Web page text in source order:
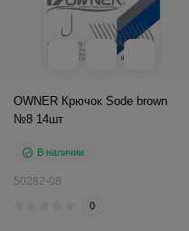
OWNER Крючок Sode brown
№8 14шт
В наличии
50282-08
0